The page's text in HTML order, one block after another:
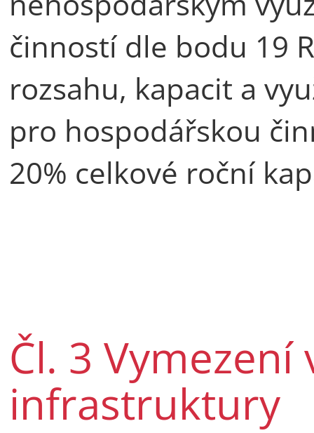
činností dle bodu 19
rozsahu, kapacit a
pro hospodářskou
20% celkové roční
Čl. 3
infrastruktury